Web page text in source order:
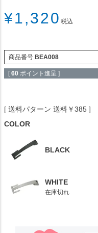
¥1,320 税込
商品番号 BEA008
[ 60 ポイント進呈 ]
送料パターン 送料￥385
COLOR
BLACK
WHITE
在庫切れ